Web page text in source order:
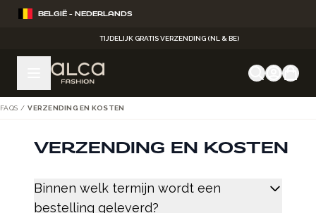
Ga naar de inhoud
TIJDELIJK GRATIS VERZENDING (NL & BE)
BELGIË - NEDERLANDS
FAQS / VERZENDING EN KOSTEN
VERZENDING EN KOSTEN
Binnen welk termijn wordt een
bestelling geleverd?